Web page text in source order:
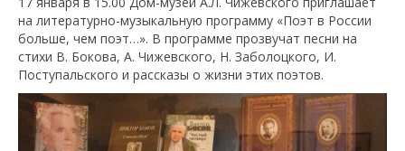
на литературно-музыкальную программу «Поэт в России
больше, чем поэт…». В программе прозвучат песни на
стихи В. Бокова, А. Чижевского, Н. Заболоцкого, И.
Поступальского и рассказы о жизни этих поэтов.